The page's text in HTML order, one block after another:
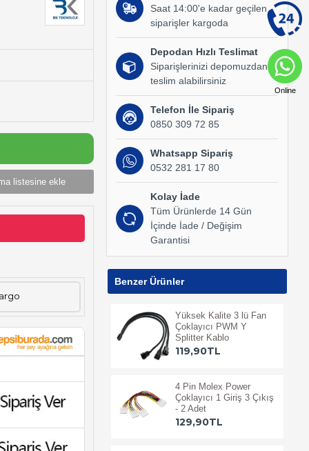
listesine ekle
Saat 14:00'e kadar geçilen
siparişler kargoda
Depodan Hızlı Teslimat
Siparişlerinizi depomuzdan
teslim alabilirsiniz
Telefon İle Sipariş
0850 309 72 85
Whatsapp Sipariş
0532 281 17 80
Kolay İade
Tüm Ürünlerde 14 Gün
İçinde İade / Değişim
Garantisi
Benzer Ürünler
Yüksek Kalite 3 lü Fan
Çoklayıcı PWM Y
Splitter Kablo
119,90TL
4 Pin Molex Power
Çoklayıcı 1 Giriş 3 Çıkış
- 2 Adet
129,90TL
Online